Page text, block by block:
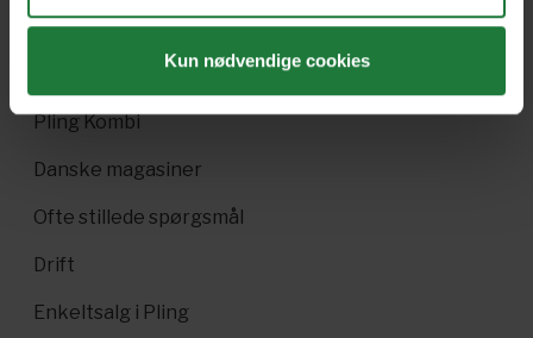
Kun nødvendige cookies
Gavekort
Pling Kombi
Danske magasiner
Ofte stillede spørgsmål
Drift
Enkeltsalg i Pling